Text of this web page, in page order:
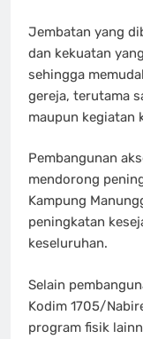
Jembatan yang
dan kekuatan
sehingga
gereja, terutama
maupun kegiatan
Pembangunan
mendorong
Kampung
peningkatan
keseluruhan.
Selain
Kodim 1705/
program fisik